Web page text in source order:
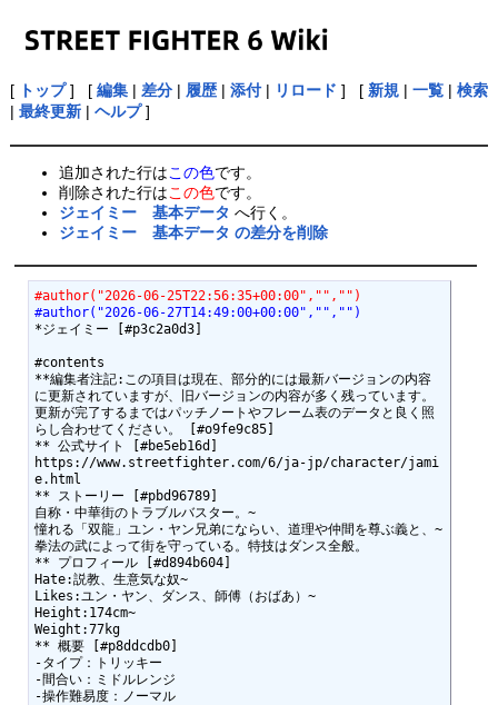
[ トップ] [ 編集| 差分| 履歴| 添付| リロード ] [ 新規| 一覧| 検索
| 最終更新| ヘルプ]
追加された行はこの色です。
削除された行はこの色です。
ジェイミー 基本データ へ行く。
ジェイミー 基本データ の差分を削除
#author("2026-06-25T22:56:35+00:00","","")
#author("2026-06-27T14:49:00+00:00","","")
*ジェイミー [#p3c2a0d3]
#contents
**編集者注記:この項目は現在、部分的には最新バージョンの内容
に更新されていますが、旧バージョンの内容が多く残っています。
更新が完了するまではパッチノートやフレーム表のデータと良く照
らし合わせてください。 [#o9fe9c85]
** 公式サイト [#be5eb16d]
https://www.streetfighter.com/6/ja-jp/character/jami
e.html
** ストーリー [#pbd96789]
自称・中華街のトラブルバスター。~
憧れる「双龍」ユン・ヤン兄弟にならい、道理や仲間を尊ぶ義と、~
拳法の武によって街を守っている。特技はダンス全般。
** プロフィール [#d894b604]
Hate:説教、生意気な奴~
Likes:ユン・ヤン、ダンス、師傅（おばあ）~
Height:174cm~
Weight:77kg
** 概要 [#p8ddcdb0]
-タイプ：トリッキー
-間合い：ミドルレンジ
-操作難易度：ノーマル